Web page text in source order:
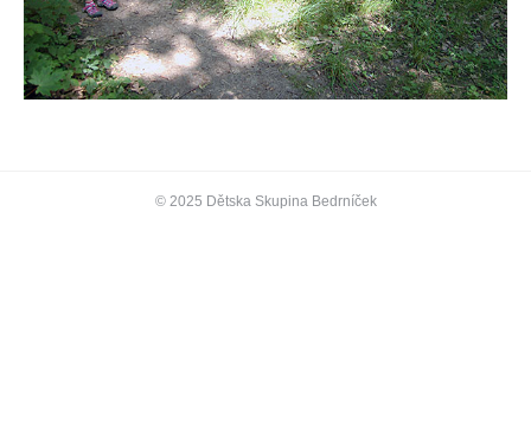
© 2025 Dětska Skupina Bedrníček